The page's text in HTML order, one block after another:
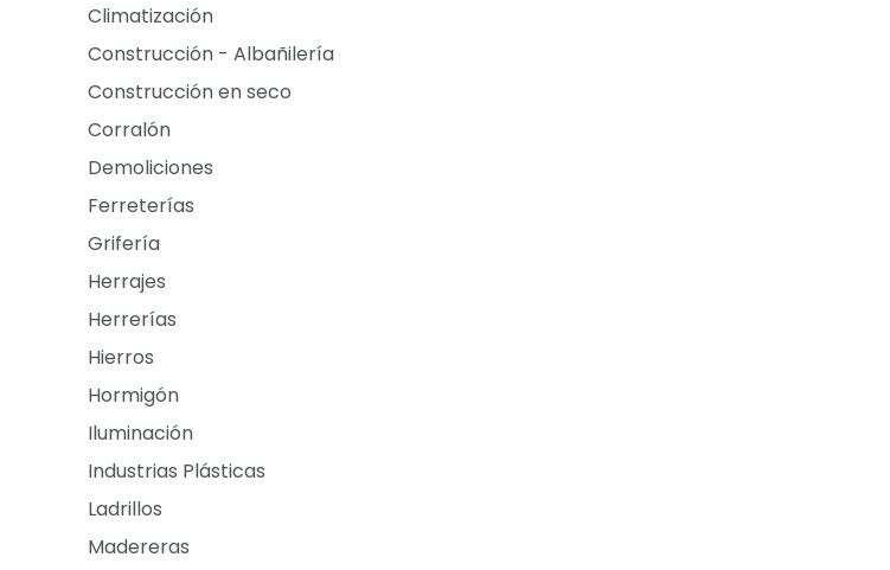
Climatización
Construcción - Albañilería
Construcción en seco
Corralón
Demoliciones
Ferreterías
Grifería
Herrajes
Herrerías
Hierros
Hormigón
Iluminación
Industrias Plásticas
Ladrillos
Madereras